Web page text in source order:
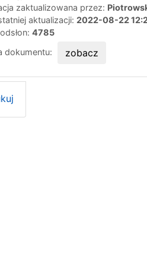
zaktualizowana przez:
aktualizacji: 2022-08-22
4785
dokumentu:
zobacz